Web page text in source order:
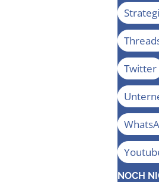
Twitter
NOCH